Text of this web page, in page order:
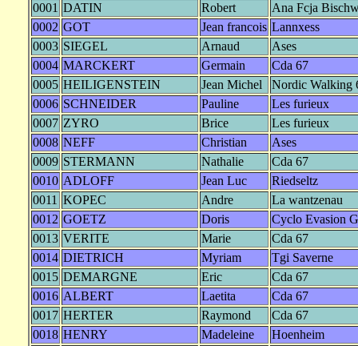
0001 DATIN Robert
Ana Fcja
0002 GOT Jean francois Lannxess
0003 SIEGEL Arnaud
Ases
0004 MARCKERT Germain
Cda 67
0005 HEILIGENSTEIN Jean Michel
Nordic Walking
0006 SCHNEIDER Pauline
Les furieux
0007 ZYRO Brice
Les furieux
0008 NEFF Christian
Ases
0009 STERMANN Nathalie
Cda 67
0010 ADLOFF Jean Luc
Riedseltz
0011 KOPEC Andre
La wantzenau
0012 GOETZ Doris
Cyclo Evasion
0013 VERITE Marie
Cda 67
0014 DIETRICH Myriam
Tgi Saverne
0015 DEMARGNE Eric
Cda 67
0016 ALBERT Laetita
Cda 67
0017 HERTER Raymond
Cda 67
0018 HENRY Madeleine
Hoenheim